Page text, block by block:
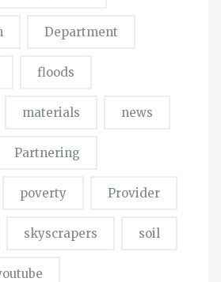
Department
floods
materials news
Partnering
poverty Provider
skyscrapers soil